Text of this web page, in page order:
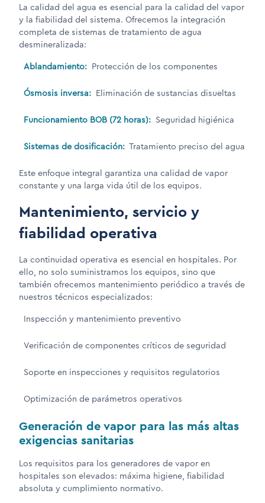
La calidad del agua es esencial para la calidad del vapor
y la fiabilidad del sistema. Ofrecemos la integración
completa de sistemas de tratamiento de agua
desmineralizada:
Ablandamiento: Protección de los componentes
Ósmosis inversa: Eliminación de sustancias disueltas
Funcionamiento BOB (72 horas): Seguridad higiénica
Sistemas de dosificación: Tratamiento preciso del agua
Este enfoque integral garantiza una calidad de vapor
constante y una larga vida útil de los equipos.
Mantenimiento, servicio y
fiabilidad operativa
La continuidad operativa es esencial en hospitales. Por
ello, no solo suministramos los equipos, sino que
también ofrecemos mantenimiento periódico a través de
nuestros técnicos especializados:
Inspección y mantenimiento preventivo
Verificación de componentes críticos de seguridad
Soporte en inspecciones y requisitos regulatorios
Optimización de parámetros operativos
Generación de vapor para las más altas
exigencias sanitarias
Los requisitos para los generadores de vapor en
hospitales son elevados: máxima higiene, fiabilidad
absoluta y cumplimiento normativo.